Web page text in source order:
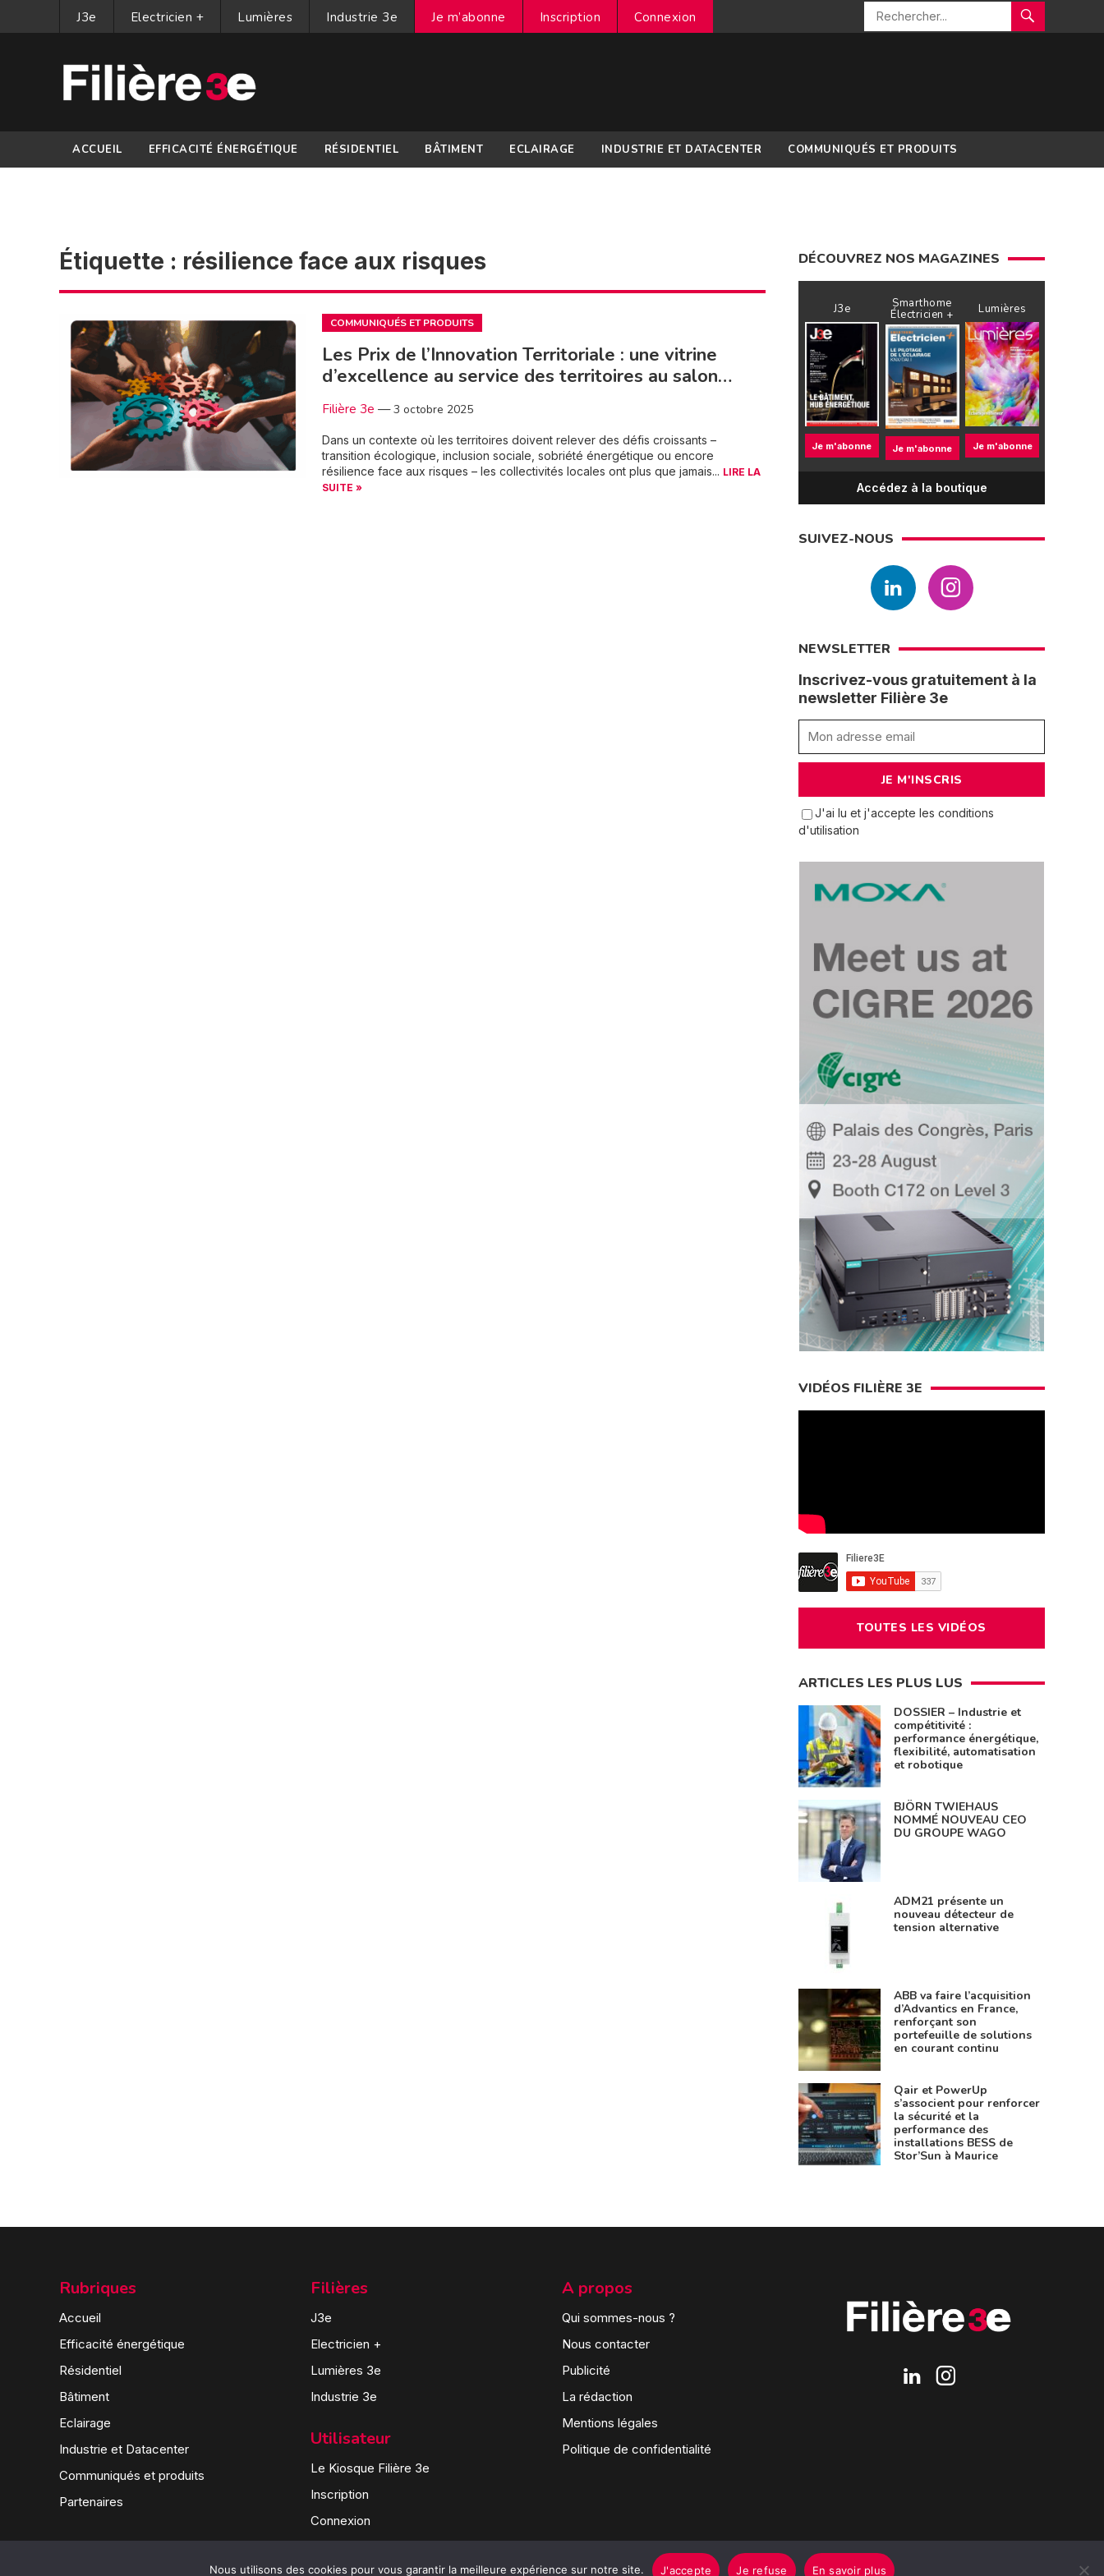
J3e Electricien + Lumières Industrie 3e Je m’abonne Inscription Connexion
ACCUEIL EFFICACITÉ ÉNERGÉTIQUE RÉSIDENTIEL BÂTIMENT ECLAIRAGE INDUSTRIE ET DATACENTER COMMUNIQUÉS ET PRODUITS
Étiquette : résilience face aux risques
COMMUNIQUÉS ET PRODUITS
Les Prix de l’Innovation Territoriale : une vitrine
d’excellence au service des territoires au salon…
Filière 3e —3 octobre 2025
Dans un contexte où les territoires doivent relever des défis croissants –
transition écologique, inclusion sociale, sobriété énergétique ou encore
résilience face aux risques – les collectivités locales ont plus que jamais... LIRE LA
SUITE »
DÉCOUVREZ NOS MAGAZINES
J3e
Je m'abonne
Smarthome
Électricien +
Je m'abonne
Lumières
Je m'abonne
Accédez à la boutique
SUIVEZ-NOUS
NEWSLETTER
Inscrivez-vous gratuitement à la
newsletter Filière 3e
J'ai lu et j'accepte les conditions
d'utilisation
VIDÉOS FILIÈRE 3E
TOUTES LES VIDÉOS
ARTICLES LES PLUS LUS
DOSSIER – Industrie et
compétitivité :
performance énergétique,
flexibilité, automatisation
et robotique
BJÖRN TWIEHAUS
NOMMÉ NOUVEAU CEO
DU GROUPE WAGO
ADM21 présente un
nouveau détecteur de
tension alternative
ABB va faire l’acquisition
d’Advantics en France,
renforçant son
portefeuille de solutions
en courant continu
Qair et PowerUp
s’associent pour renforcer
la sécurité et la
performance des
installations BESS de
Stor’Sun à Maurice
Rubriques
Accueil
Efficacité énergétique
Résidentiel
Bâtiment
Eclairage
Industrie et Datacenter
Communiqués et produits
Partenaires
Filières
J3e
Electricien +
Lumières 3e
Industrie 3e
Utilisateur
Le Kiosque Filière 3e
Inscription
Connexion
A propos
Qui sommes-nous ?
Nous contacter
Publicité
La rédaction
Mentions légales
Politique de confidentialité
Nous utilisons des cookies pour vous garantir la meilleure expérience sur notre site. J'accepte Je refuse En savoir plus